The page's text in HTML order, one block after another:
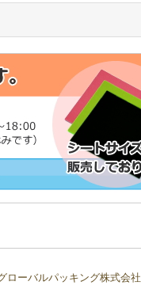
ローバルパッキング株式会社